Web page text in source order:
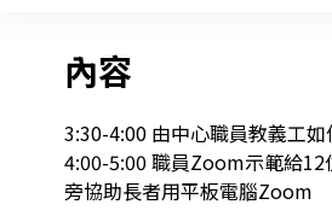
內容
3:30-4:00 由中心職員教義工
4:00-5:00 職員Zoom示範給12
旁協助長者用平板電腦Zoom